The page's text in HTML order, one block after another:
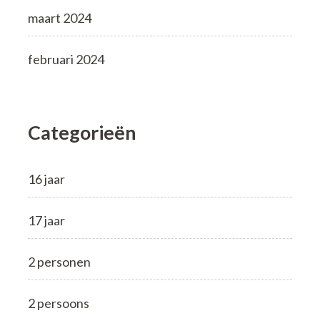
maart 2024
februari 2024
Categorieën
16 jaar
17 jaar
2 personen
2 persoons